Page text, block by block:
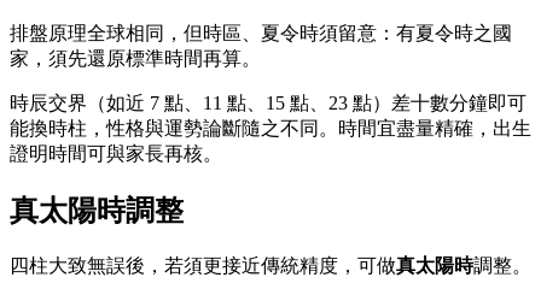
排盤原理全球相同，但時區、夏令時須留意：有夏令時之國
家，須先還原標準時間再算。
時辰交界（如近 7 點、11 點、15 點、23 點）差十數分鐘即可
能換時柱，性格與運勢論斷隨之不同。時間宜盡量精確，出生
證明時間可與家長再核。
真太陽時調整
四柱大致無誤後，若須更接近傳統精度，可做真太陽時調整。